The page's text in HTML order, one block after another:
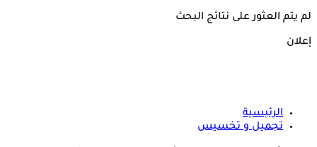
لم يتم العثور على نتائج البحث
إعلان
الرئيسية
تجميل و تخسيس